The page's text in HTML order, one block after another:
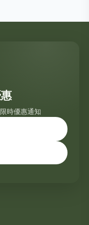
時優惠通知